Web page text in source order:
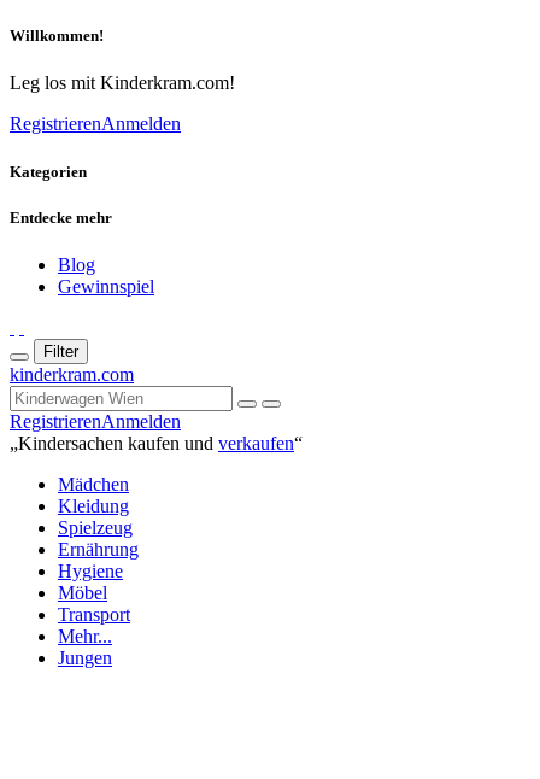
Willkommen!
Leg los mit Kinderkram.com!
RegistrierenAnmelden
Kategorien
Entdecke mehr
Blog
Gewinnspiel
Filter
kinderkram.com
RegistrierenAnmelden
„Kindersachen kaufen und verkaufen“
Mädchen
Kleidung
Spielzeug
Ernährung
Hygiene
Möbel
Transport
Mehr...
Jungen